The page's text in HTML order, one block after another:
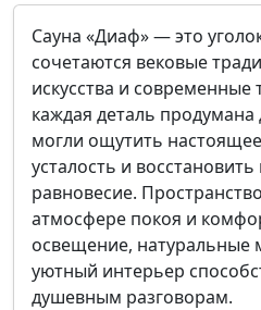
Сауна «Диаф» — это
сочетаются вековые
искусства и современные
каждая деталь продумана
могли ощутить
усталость и
равновесие.
атмосфере покоя и
освещение, натуральные
уютный интерьер
душевным разговорам.